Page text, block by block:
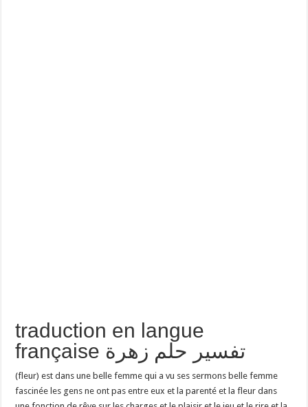
traduction en langue
française تفسير حلم زهرة
(fleur) est dans une belle femme qui a vu ses sermons belle femme
fascinée les gens ne ont pas entre eux et la parenté et la fleur dans